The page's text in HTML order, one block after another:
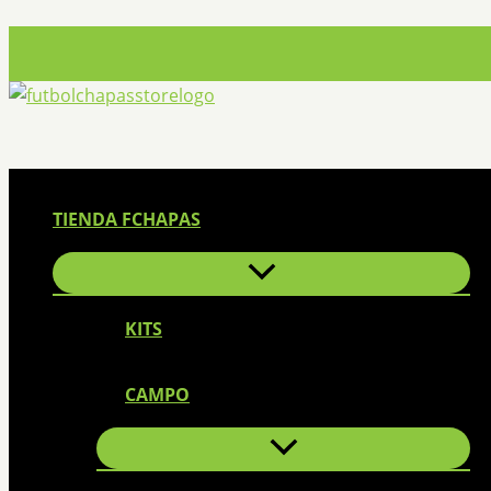
Ir
contenido
TIENDA FCHAPAS
KITS
CAMPO